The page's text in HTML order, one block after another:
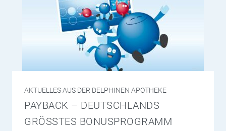
AKTUELLES AUS DER DELPHINEN APOTHEKE
PAYBACK – DEUTSCHLANDS
GRÖSSTES BONUSPROGRAMM